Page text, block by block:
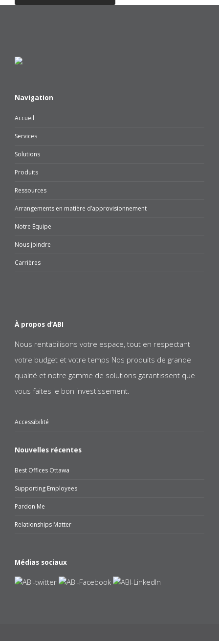
Navigation
Accueil
Services
Solutions
Produits
Ressources
Arrangements en matière d’approvisionnement
Notre Équipe
Nous joindre
Carrières
À propos d’ABI
Nous rentabilisons votre espace, tout en respectant
votre budget et votre temps Nos produits de grande
qualité et notre gamme de solutions garantissent que
vous faites le bon investissement.
Accessibilité
Nouvelles récentes
Best Offices Ottawa
Supporting Employees
Pardon Me
Relationships Matter
Médias sociaux